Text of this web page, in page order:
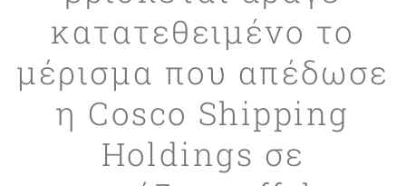
κατατεθειμένο το
μέρισμα που απέδωσε
η Cosco Shipping
Holdings σε